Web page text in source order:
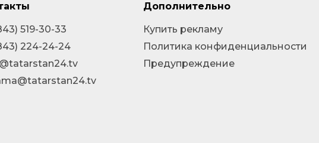
519-30-33
224-24-24
Дополнительно
Купить рекламу
Политика конфиденциальности
Предупреждение